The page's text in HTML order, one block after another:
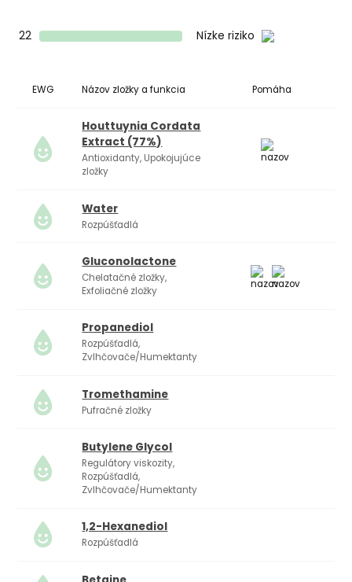
22 Nízke riziko
EWG Názov zložky a funkcia Pomáha
Houttuynia Cordata
Extract (77%)
Antioxidanty, Upokojujúce
zložky
Water
Rozpúšťadlá
Gluconolactone
Chelatačné zložky,
Exfoliačné zložky
Propanediol
Rozpúšťadlá,
Zvlhčovače/Humektanty
Tromethamine
Pufračné zložky
Butylene Glycol
Regulátory viskozity,
Rozpúšťadlá,
Zvlhčovače/Humektanty
1,2-Hexanediol
Rozpúšťadlá